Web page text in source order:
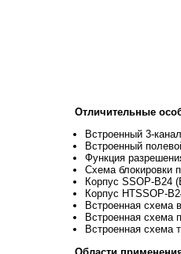
Отличительные
Встроенный 3-
Встроенный
Функция
Схема блокировки
Корпус SSOP-B24
Корпус HTSSOP-
Встроенная схема
Встроенная схема
Встроенная схема